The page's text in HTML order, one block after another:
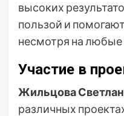
высоких
пользой и
несмотря на любые
Участие в
Жильцова
различных